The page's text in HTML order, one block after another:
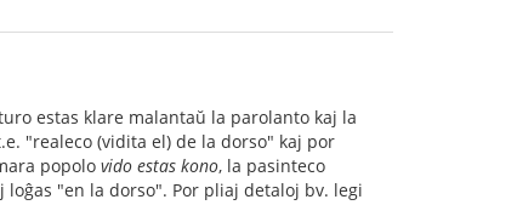
estas klare malantaŭ la parolanto kaj la
"realeco (vidita el) de la dorso" kaj por
popolo vido estas kono, la pasinteco
"en la dorso". Por pliaj detaloj bv. legi